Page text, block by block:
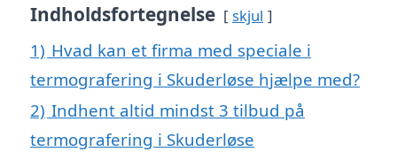
Indholdsfortegnelse skjul
1) Hvad kan et firma med speciale i
termografering i Skuderløse hjælpe med?
2) Indhent altid mindst 3 tilbud på
termografering i Skuderløse